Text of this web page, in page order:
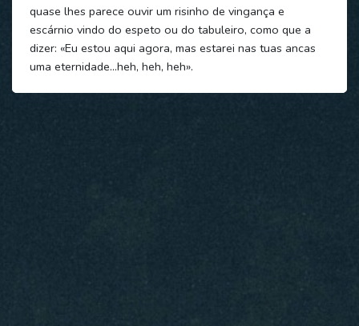
quase lhes parece ouvir um risinho de vingança e
escárnio vindo do espeto ou do tabuleiro, como que a
dizer: «Eu estou aqui agora, mas estarei nas tuas ancas
uma eternidade…heh, heh, heh».